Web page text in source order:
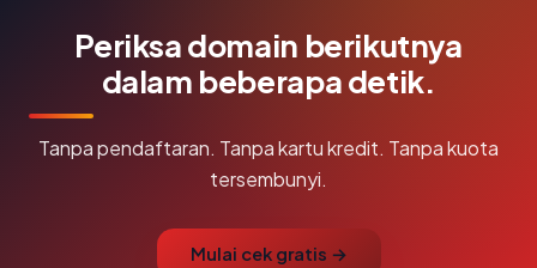
Periksa domain berikutnya
dalam beberapa detik.
Tanpa pendaftaran. Tanpa kartu kredit. Tanpa kuota
tersembunyi.
Mulai cek gratis →